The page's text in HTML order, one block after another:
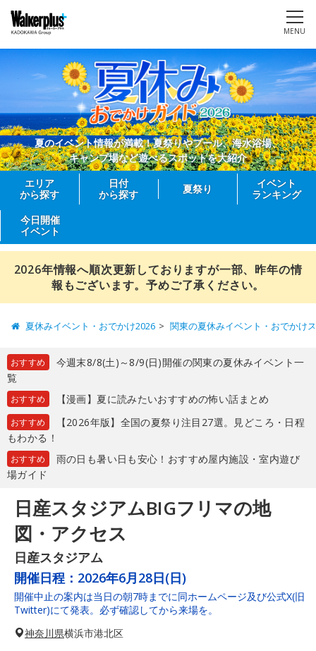
MENU
夏のイベント情報が満載！夏祭りやプール、海水浴場、
キャンプ場など遊べるスポットを大紹介
エリア
から探す
日付
から探す
夏祭り
イベント
ランキング
今日開催
イベント
2026年情報へ順次更新しておりますが一部、昨年の情
報もございます。予めご了承ください。
夏休みイベント・おでかけ2026 関東の夏休みイベント・おでかけ
おすすめ
今週末8/8(土)～8/9(日)開催の関東の夏休みイベント一
覧
おすすめ 【漫画】夏に読みたいおすすめの怖い話まとめ
おすすめ
【2026年版】全国の夏祭り注目27選。見どころ・日程
もわかる！
おすすめ
雨の日も暑い日も安心！おすすめ屋内施設・室内遊び
場ガイド
日産スタジアムBIGフリマの地
図・アクセス
日産スタジアム
開催日程： 2026年6月28日(日)
開催中止の案内は当日の朝7時までに同ホームページ及び公式X(旧
Twitter)にて発表。必ず確認してから来場を。
神奈川県横浜市港北区